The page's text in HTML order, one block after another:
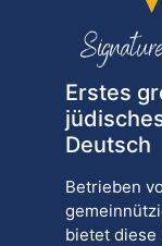
Erstes
Deutsch
Betrieben
bietet diese